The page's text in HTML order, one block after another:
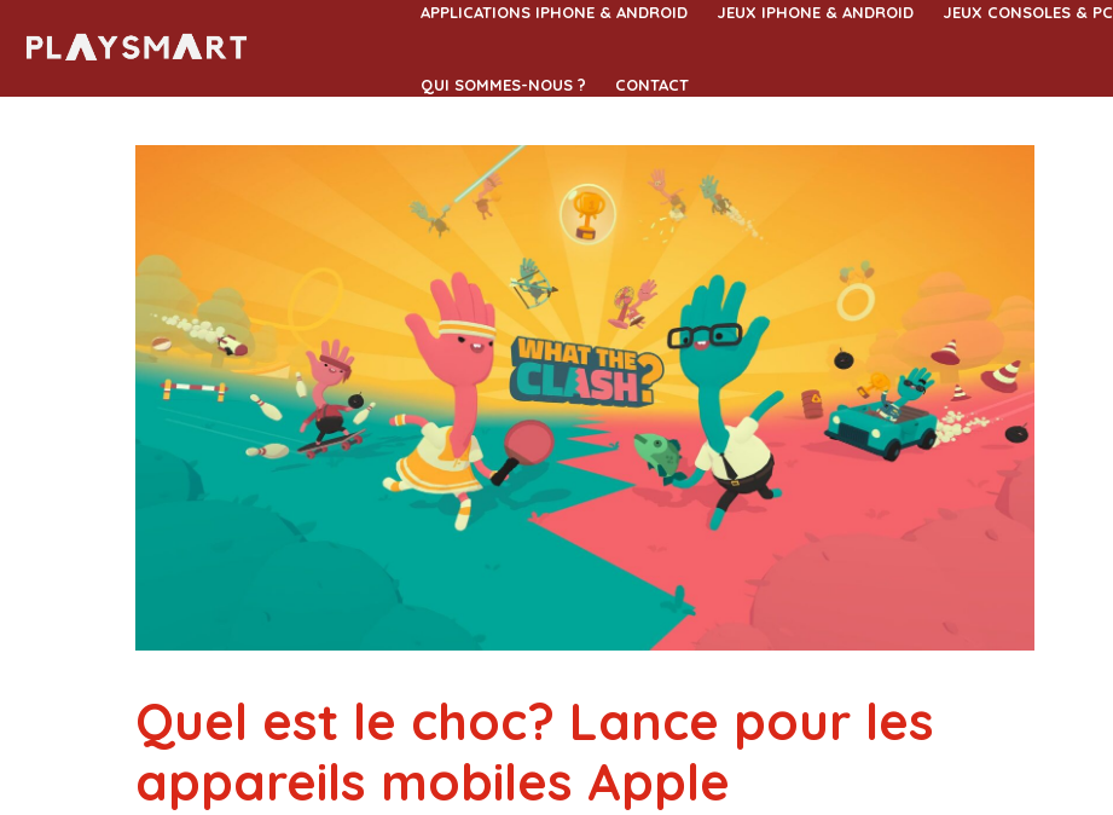
APPLICATIONS IPHONE & ANDROID JEUX IPHONE & ANDROID JEUX CONSOLES & PC
QUI SOMMES-NOUS ? CONTACT
Quel est le choc? Lance pour les
appareils mobiles Apple